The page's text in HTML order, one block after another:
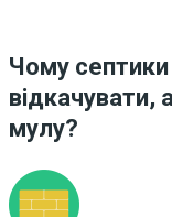
Чому септики
відкачувати,
мулу?